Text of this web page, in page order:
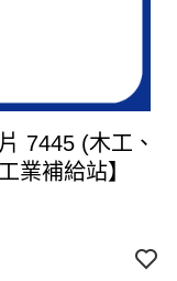
7445 (木工、
業補給站】